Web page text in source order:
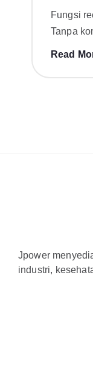
Fungsi
Tanpa
Read
Jpower
industri,